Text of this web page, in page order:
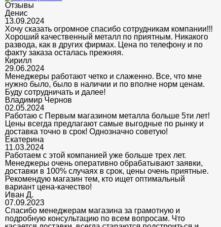
Отзывы
Денис
13.09.2024
Хочу сказать огромное спасибо сотрудникам компании!!!
Хороший качественный металл по приятным. Никакого
развода, как в других фирмах. Цена по телефону и по
факту заказа осталась прежняя.
Кирилл
29.06.2024
Менеджеры работают четко и слаженно. Все, что мне
нужно было, было в наличии и по вполне норм ценам.
Буду сотрудничать и далее!
Владимир Чернов
02.05.2024
Работаю с Первым магазином металла больше 5ти лет!
Цены всегда предлагают самые выгодные по рынку и
доставка точно в срок! Однозначно советую!
Екатерина
11.03.2024
Работаем с этой компанией уже больше трех лет.
Менеджеры очень оперативно обрабатывают заявки,
доставки в 100% случаях в срок, цены очень приятные.
Рекомендую магазин тем, кто ищет оптимальный
вариант цена-качество!
Иван Д.
07.09.2023
Спасибо менеджерам магазина за грамотную и
подробную консультацию по всем вопросам. Что